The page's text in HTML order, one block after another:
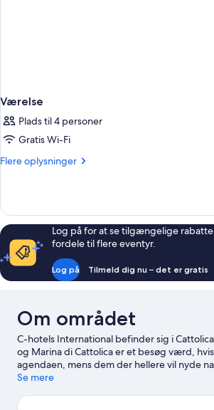
Værelse
Plads til 4 personer
Gratis Wi-Fi
Flere oplysninger
Flere
Log på for at se tilgængelige
fordele til flere eventyr.
Log på Tilmeld dig nu – det er gratis
Om området
C-hotels International befinder sig i
og Marina di Cattolica er et besøg værd,
agendaen, mens dem der hellere vil nyde
forbi Rimini Strand og Cattolica Strand. Le
udforske områdets oplevelser såsom golf.
Se mere